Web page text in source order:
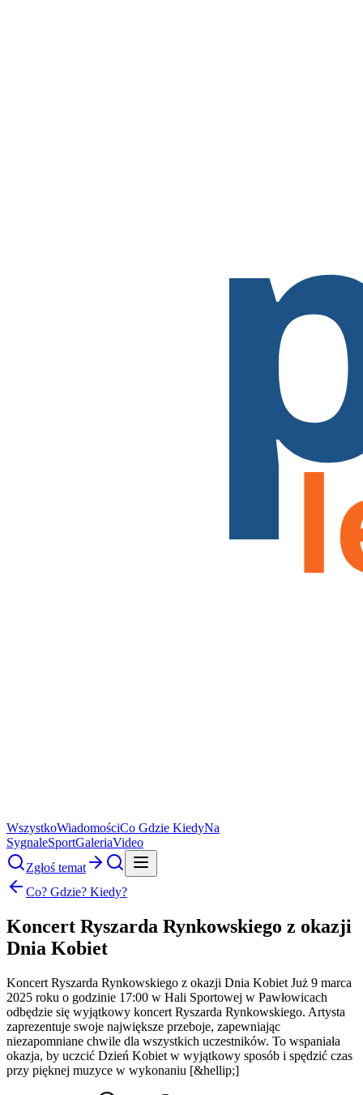
WszystkoWiadomościCo Gdzie KiedyNa
SygnaleSportGaleriaVideo
Zgłoś temat
Co? Gdzie? Kiedy?
Koncert Ryszarda Rynkowskiego z okazji
Dnia Kobiet
Koncert Ryszarda Rynkowskiego z okazji Dnia Kobiet Już 9 marca
2025 roku o godzinie 17:00 w Hali Sportowej w Pawłowicach
odbędzie się wyjątkowy koncert Ryszarda Rynkowskiego. Artysta
zaprezentuje swoje największe przeboje, zapewniając
niezapomniane chwile dla wszystkich uczestników. To wspaniała
okazja, by uczcić Dzień Kobiet w wyjątkowy sposób i spędzić czas
przy pięknej muzyce w wykonaniu [&hellip;]